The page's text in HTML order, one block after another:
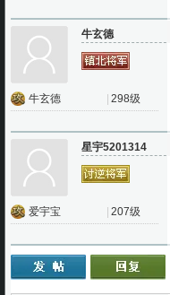
牛玄德
牛玄德 298级
星宇5201314
爱宇宝 207级